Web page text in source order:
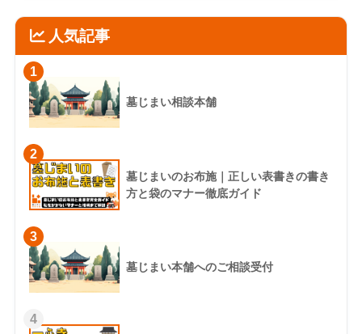
人気記事
1
墓じまい相談本舗
2
墓じまいのお布施｜正しい表書きの書き
方と袋のマナー徹底ガイド
3
墓じまい本舗へのご相談受付
4